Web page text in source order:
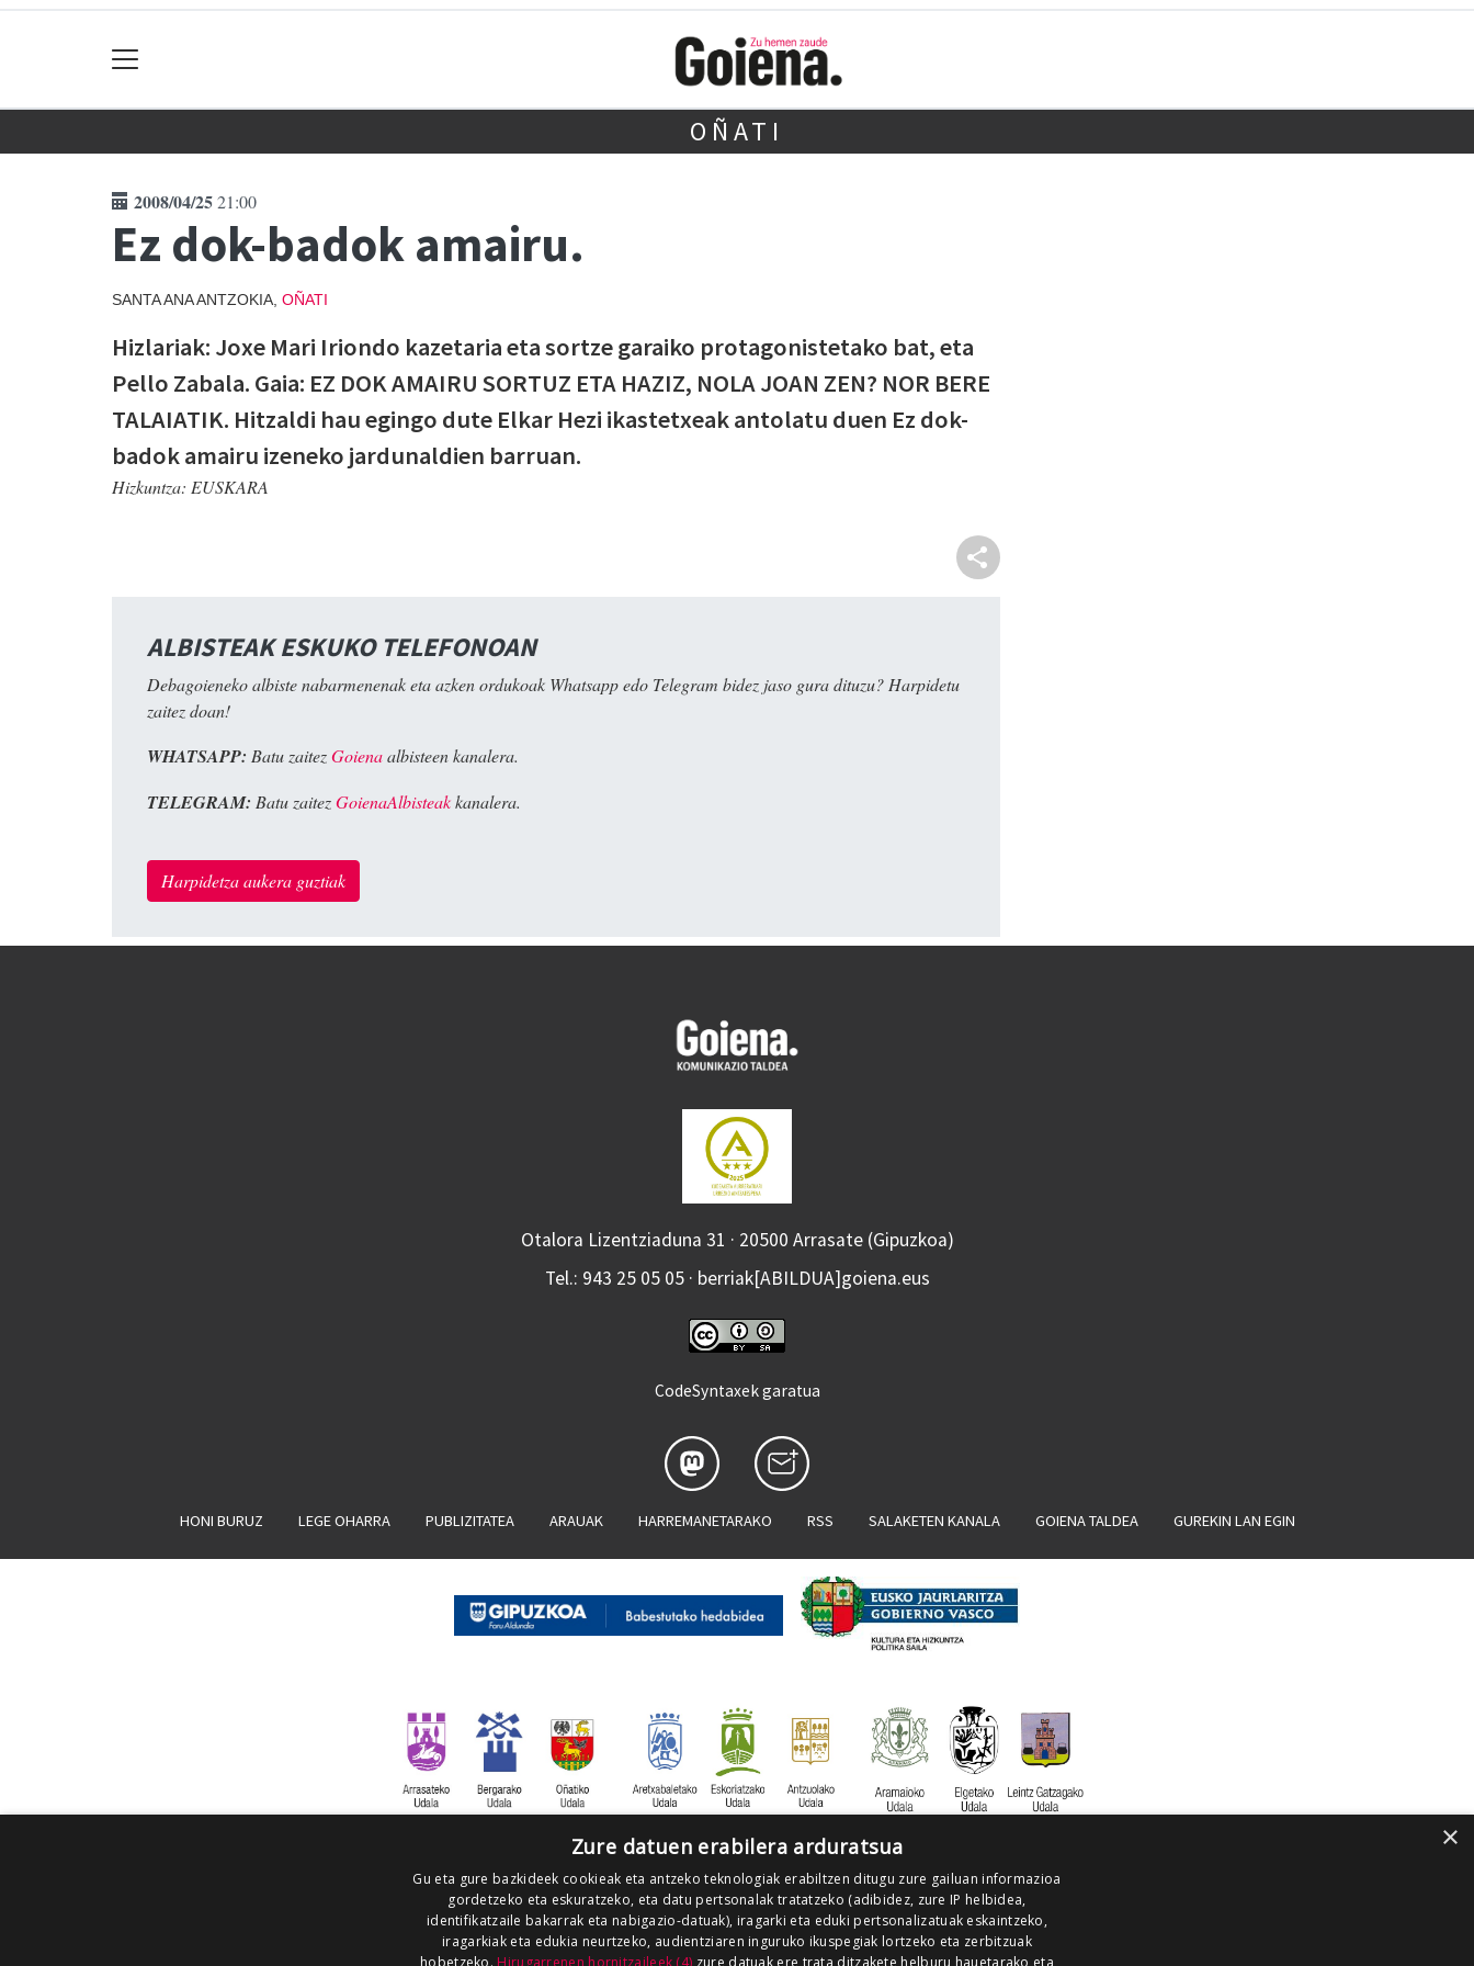
OÑATI
2008/04/2521:00
Ez dok-badok amairu.
SANTA ANA ANTZOKIA, OÑATI
Hizlariak: Joxe Mari Iriondo kazetaria eta sortze garaiko protagonistetako bat, eta
Pello Zabala. Gaia: EZ DOK AMAIRU SORTUZ ETA HAZIZ, NOLA JOAN ZEN? NOR BERE
TALAIATIK. Hitzaldi hau egingo dute Elkar Hezi ikastetxeak antolatu duen Ez dok-
badok amairu izeneko jardunaldien barruan.
Hizkuntza: EUSKARA
ALBISTEAK ESKUKO TELEFONOAN
Debagoieneko albiste nabarmenenak eta azken ordukoak Whatsapp edo Telegram bidez jaso gura dituzu? Harpidetu
zaitez doan!
WHATSAPP: Batu zaitezGoienaalbisteen kanalera.
TELEGRAM: Batu zaitezGoienaAlbisteakkanalera.
Harpidetza aukera guztiak
Otalora Lizentziaduna 31 · 20500 Arrasate (Gipuzkoa)
Tel.: 943 25 05 05 · berriak[ABILDUA]goiena.eus
CodeSyntaxek garatua
HONI BURUZ LEGE OHARRA PUBLIZITATEA ARAUAK HARREMANETARAKO RSS SALAKETEN KANALA GOIENA TALDEA GUREKIN LAN EGIN
×
Zure datuen erabilera arduratsua
Gu eta gure bazkideek cookieak eta antzeko teknologiak erabiltzen ditugu zure gailuan informazioa
gordetzeko eta eskuratzeko, eta datu pertsonalak tratatzeko (adibidez, zure IP helbidea,
identifikatzaile bakarrak eta nabigazio-datuak), iragarki eta eduki pertsonalizatuak eskaintzeko,
iragarkiak eta edukia neurtzeko, audientziaren inguruko ikuspegiak lortzeko eta zerbitzuak
hobetzeko. Hirugarrenen hornitzaileek (4) zure datuak ere trata ditzakete helburu hauetarako eta